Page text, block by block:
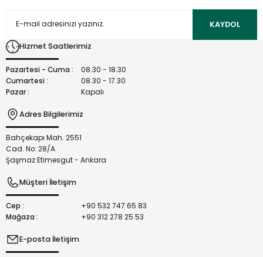
Ürün açıklamasında eksik bilgiler bulunuyor.
Bu ürüne benzer farklı alternatifler olmalı.
KAYDOL
Hizmet Saatlerimiz
Pazartesi - Cuma :
08.30 - 18.30
Cumartesi :
08.30 - 17.30
Pazar :
Kapalı
Adres Bilgilerimiz
Bahçekapı Mah. 2551
Cad. No: 28/A
Şaşmaz Etimesgut - Ankara
Müşteri İletişim
Cep :
+90 532 747 65 83
Mağaza :
+90 312 278 25 53
E-posta İletişim